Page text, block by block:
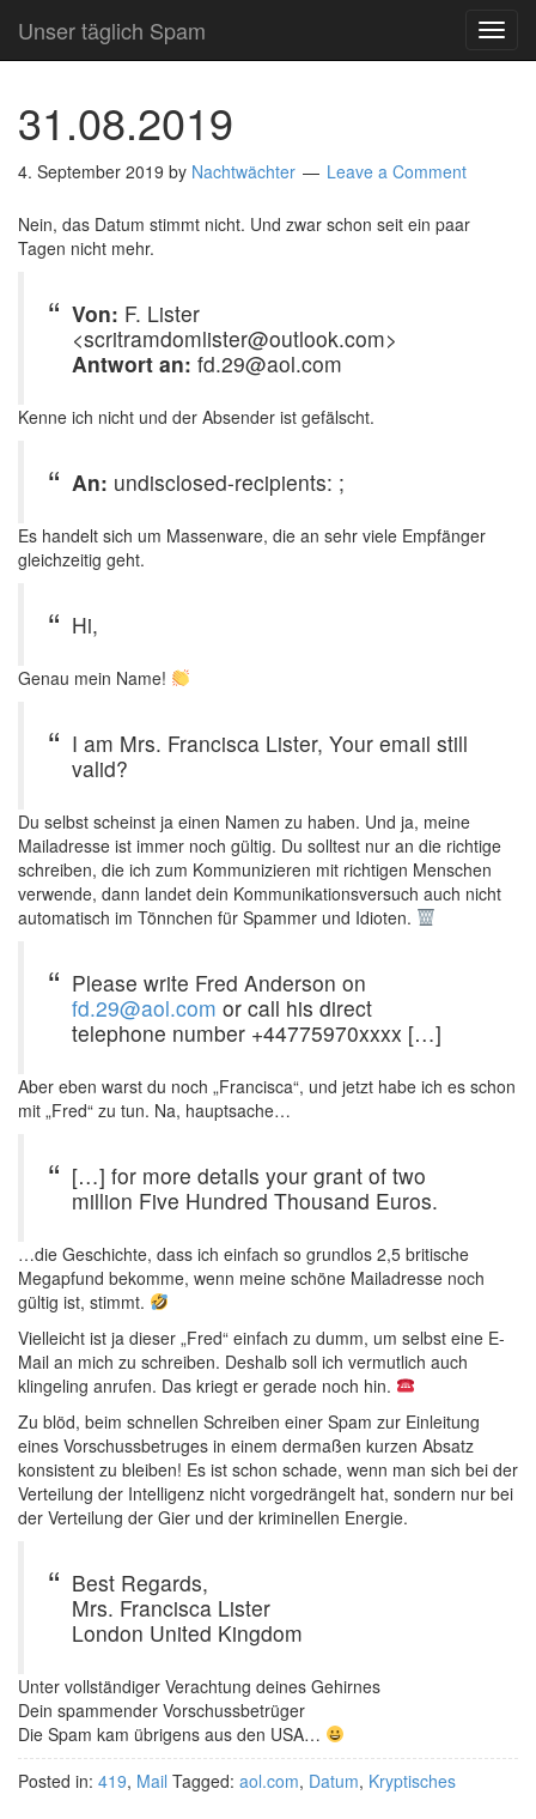
Unser täglich Spam
31.08.2019
4. September 2019 by Nachtwächter Leave a Comment
Nein, das Datum stimmt nicht. Und zwar schon seit ein paar
Tagen nicht mehr.
Von: F. Lister
<scritramdomlister@outlook.com>
Antwort an: fd.29@aol.com
Kenne ich nicht und der Absender ist gefälscht.
An: undisclosed-recipients: ;
Es handelt sich um Massenware, die an sehr viele Empfänger
gleichzeitig geht.
Hi,
Genau mein Name!
I am Mrs. Francisca Lister, Your email still
valid?
Du selbst scheinst ja einen Namen zu haben. Und ja, meine
Mailadresse ist immer noch gültig. Du solltest nur an die richtige
schreiben, die ich zum Kommunizieren mit richtigen Menschen
verwende, dann landet dein Kommunikationsversuch auch nicht
automatisch im Tönnchen für Spammer und Idioten.
Please write Fred Anderson on
fd.29@aol.com or call his direct
telephone number +44775970xxxx […]
Aber eben warst du noch „Francisca“, und jetzt habe ich es schon
mit „Fred“ zu tun. Na, hauptsache…
[…] for more details your grant of two
million Five Hundred Thousand Euros.
…die Geschichte, dass ich einfach so grundlos 2,5 britische
Megapfund bekomme, wenn meine schöne Mailadresse noch
gültig ist, stimmt.
Vielleicht ist ja dieser „Fred“ einfach zu dumm, um selbst eine E-
Mail an mich zu schreiben. Deshalb soll ich vermutlich auch
klingeling anrufen. Das kriegt er gerade noch hin.
Zu blöd, beim schnellen Schreiben einer Spam zur Einleitung
eines Vorschussbetruges in einem dermaßen kurzen Absatz
konsistent zu bleiben! Es ist schon schade, wenn man sich bei der
Verteilung der Intelligenz nicht vorgedrängelt hat, sondern nur bei
der Verteilung der Gier und der kriminellen Energie.
Best Regards,
Mrs. Francisca Lister
London United Kingdom
Unter vollständiger Verachtung deines Gehirnes
Dein spammender Vorschussbetrüger
Die Spam kam übrigens aus den USA…
Posted in: 419, Mail Tagged: aol.com, Datum, Kryptisches